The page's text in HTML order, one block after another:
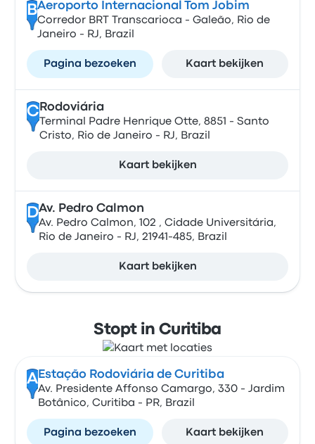
BAeroporto Internacional Tom Jobim
Corredor BRT Transcarioca - Galeão, Rio de
Janeiro - RJ, Brazil
Pagina bezoeken Kaart bekijken
CRodoviária
Terminal Padre Henrique Otte, 8851 - Santo
Cristo, Rio de Janeiro - RJ, Brazil
Kaart bekijken
DAv. Pedro Calmon
Av. Pedro Calmon, 102 , Cidade Universitária,
Rio de Janeiro - RJ, 21941-485, Brazil
Kaart bekijken
Stopt in Curitiba
A Estação Rodoviária de Curitiba
Av. Presidente Affonso Camargo, 330 - Jardim
Botânico, Curitiba - PR, Brazil
Pagina bezoeken Kaart bekijken